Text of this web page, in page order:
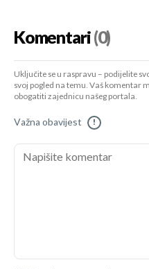
Komentari(0)
Uključite se u raspravu – podijelite
svoj pogled na temu. Vaš komentar
obogatiti zajednicu našeg portala.
Važna obavijest !